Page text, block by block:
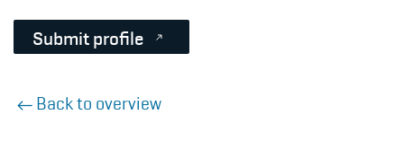
Submit profile
Back to overview